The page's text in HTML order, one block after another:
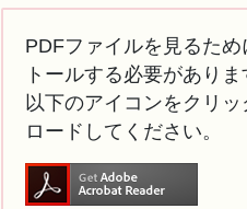
PDFファイルを見るた
トールする必要がありま
以下のアイコンをクリ
ロードしてください。